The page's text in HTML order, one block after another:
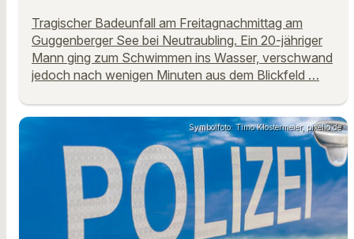
Tragischer Badeunfall am Freitagnachmittag am
Guggenberger See bei Neutraubling. Ein 20-jähriger
Mann ging zum Schwimmen ins Wasser, verschwand
jedoch nach wenigen Minuten aus dem Blickfeld …
Symbolfoto: Timo Klostermeier, pixelio.de